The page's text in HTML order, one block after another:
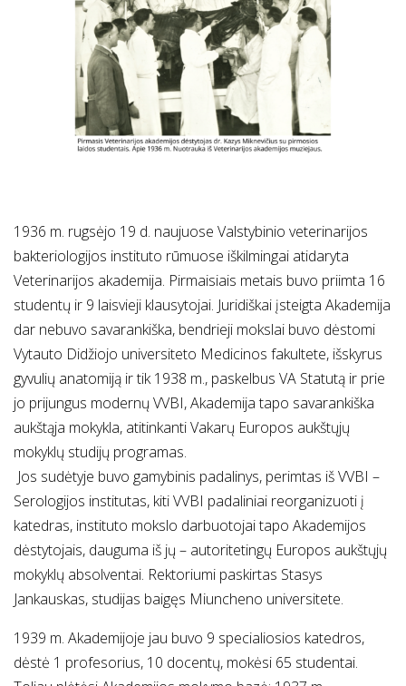
1936 m. rugsėjo 19 d. naujuose Valstybinio veterinarijos
bakteriologijos instituto rūmuose iškilmingai atidaryta
Veterinarijos akademija. Pirmaisiais metais buvo priimta 16
studentų ir 9 laisvieji klausytojai. Juridiškai įsteigta Akademija
dar nebuvo savarankiška, bendrieji mokslai buvo dėstomi
Vytauto Didžiojo universiteto Medicinos fakultete, išskyrus
gyvulių anatomiją ir tik 1938 m., paskelbus VA Statutą ir prie
jo prijungus modernų VVBI, Akademija tapo savarankiška
aukštąja mokykla, atitinkanti Vakarų Europos aukštųjų
mokyklų studijų programas.
Jos sudėtyje buvo gamybinis padalinys, perimtas iš VVBI –
Serologijos institutas, kiti VVBI padaliniai reorganizuoti į
katedras, instituto mokslo darbuotojai tapo Akademijos
dėstytojais, dauguma iš jų – autoritetingų Europos aukštųjų
mokyklų absolventai. Rektoriumi paskirtas Stasys
Jankauskas, studijas baigęs Miuncheno universitete.
1939 m. Akademijoje jau buvo 9 specialiosios katedros,
dėstė 1 profesorius, 10 docentų, mokėsi 65 studentai.